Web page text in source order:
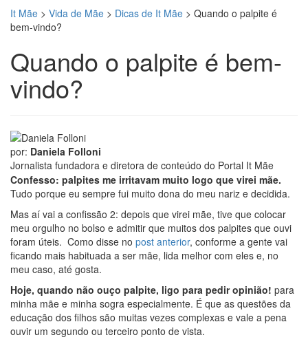
It Mãe > Vida de Mãe > Dicas de It Mãe > Quando o palpite é
bem-vindo?
Quando o palpite é bem-
vindo?
por: Daniela Folloni
Jornalista fundadora e diretora de conteúdo do Portal It Mãe
Confesso: palpites me irritavam muito logo que virei mãe.
Tudo porque eu sempre fui muito dona do meu nariz e decidida.
Mas aí vai a confissão 2: depois que virei mãe, tive que colocar
meu orgulho no bolso e admitir que muitos dos palpites que ouvi
foram úteis. Como disse no post anterior, conforme a gente vai
ficando mais habituada a ser mãe, lida melhor com eles e, no
meu caso, até gosta.
Hoje, quando não ouço palpite, ligo para pedir opinião! para
minha mãe e minha sogra especialmente. É que as questões da
educação dos filhos são muitas vezes complexas e vale a pena
ouvir um segundo ou terceiro ponto de vista.